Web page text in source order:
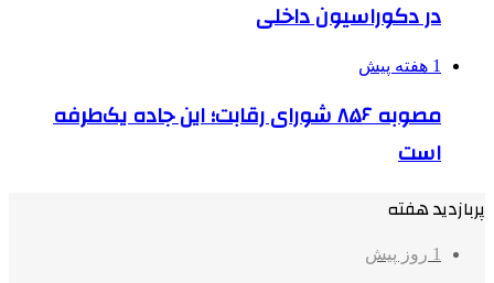
در دکوراسیون داخلی
1 هفته پیش
مصوبه ۸۵۶ شورای رقابت؛ این جاده یک‌طرفه
است
پربازدید هفته
1 روز پیش